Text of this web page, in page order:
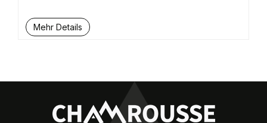
Mehr Details